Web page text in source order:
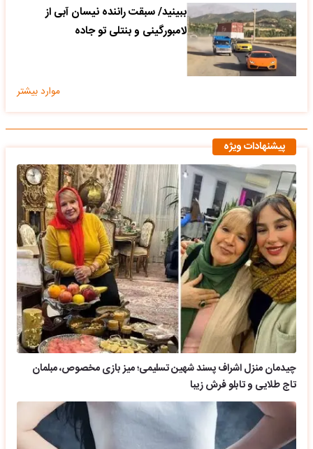
ببینید/ سبقت راننده نیسان آبی از
لامبورگینی و بنتلی تو جاده
موارد بیشتر
پیشنهادات ویژه
چیدمان منزل اشراف پسند شهین تسلیمی؛ میز بازی مخصوص، مبلمان
تاج طلایی و تابلو فرش زیبا